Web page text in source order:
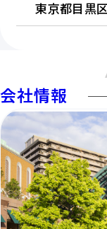
東京都目黒
会社情報